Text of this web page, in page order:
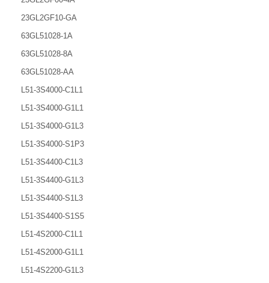
23GL2GF10-GA
63GL51028-1A
63GL51028-8A
63GL51028-AA
L51-3S4000-C1L1
L51-3S4000-G1L1
L51-3S4000-G1L3
L51-3S4000-S1P3
L51-3S4400-C1L3
L51-3S4400-G1L3
L51-3S4400-S1L3
L51-3S4400-S1S5
L51-4S2000-C1L1
L51-4S2000-G1L1
L51-4S2200-G1L3